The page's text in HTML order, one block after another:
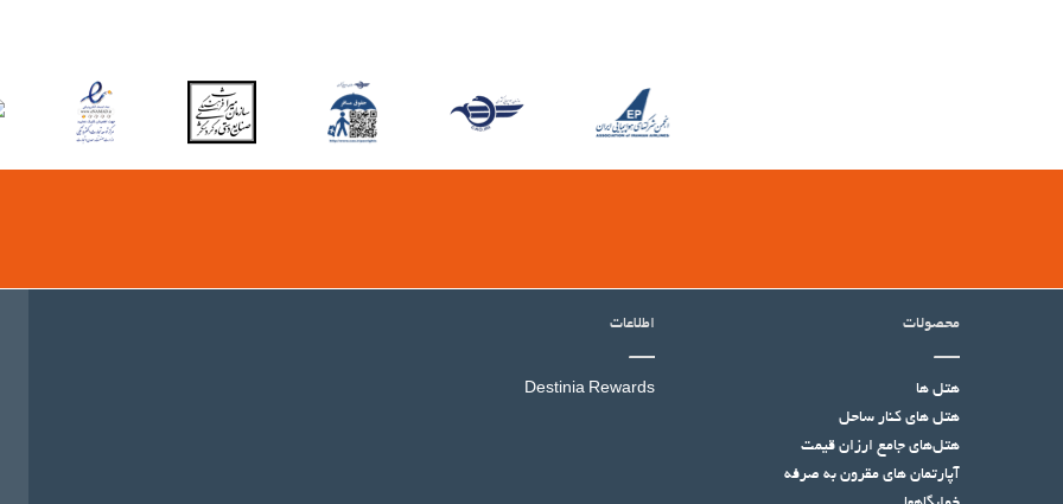
محصولات
هتل ها
هتل‌ های کنار ساحل
هتل‌های جامع ارزان قیمت
آپارتمان های مقرون به صرفه
اطلاعات
Destinia Rewards